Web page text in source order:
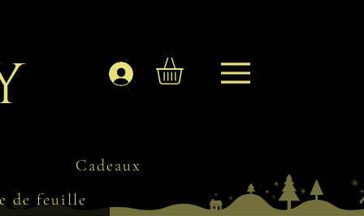
Se connecter
Cadeaux
de feuille